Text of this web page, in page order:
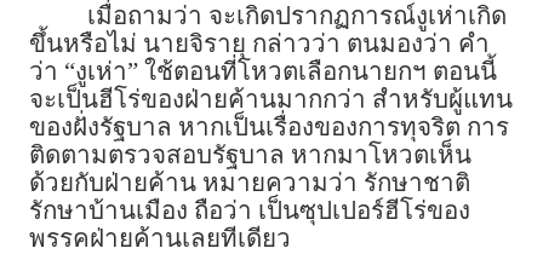
เมื่อถามว่า จะเกิดปรากฏการณ์งูเห่าเกิด
ขึ้นหรือไม่ นายจิรายุ กล่าวว่า ตนมองว่า คำ
ว่า “งูเห่า” ใช้ตอนที่โหวตเลือกนายกฯ ตอนนี้
จะเป็นฮีโร่ของฝ่ายค้านมากกว่า สำหรับผู้แทน
ของฝั่งรัฐบาล หากเป็นเรื่องของการทุจริต การ
ติดตามตรวจสอบรัฐบาล หากมาโหวตเห็น
ด้วยกับฝ่ายค้าน หมายความว่า รักษาชาติ
รักษาบ้านเมือง ถือว่า เป็นซุปเปอร์ฮีโร่ของ
พรรคฝ่ายค้านเลยทีเดียว